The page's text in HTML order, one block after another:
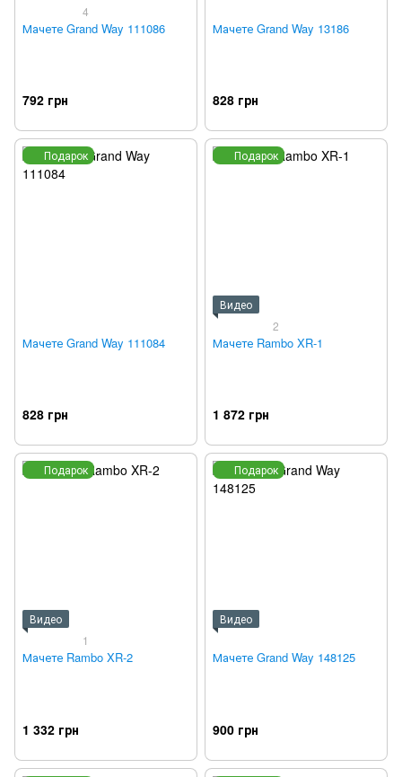
4
Мачете Grand Way 111086
792 грн
Мачете Grand Way 13186
828 грн
Подарок
Мачете Grand Way 111084
828 грн
Подарок
Видео
2
Мачете Rambo XR-1
1 872 грн
Подарок
Видео
1
Мачете Rambo XR-2
1 332 грн
Подарок
Видео
Мачете Grand Way 148125
900 грн